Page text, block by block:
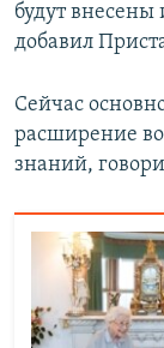
будут внесены
добавил
Сейчас
расширение
знаний,